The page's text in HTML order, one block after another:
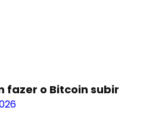
fazer o Bitcoin subir